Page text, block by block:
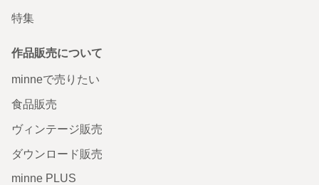
特集
作品販売について
minneで売りたい
食品販売
ヴィンテージ販売
ダウンロード販売
minne PLUS